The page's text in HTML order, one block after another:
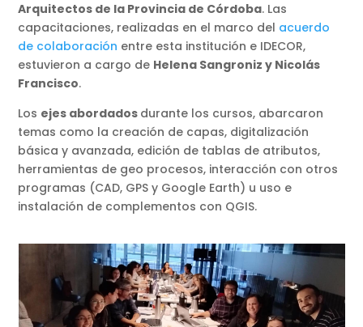
Arquitectos de la Provincia de Córdoba. Las
capacitaciones, realizadas en el marco del acuerdo
de colaboración entre esta institución e IDECOR,
estuvieron a cargo de Helena Sangroniz y Nicolás
Francisco.
Los ejes abordados durante los cursos, abarcaron
temas como la creación de capas, digitalización
básica y avanzada, edición de tablas de atributos,
herramientas de geo procesos, interacción con otros
programas (CAD, GPS y Google Earth) u uso e
instalación de complementos con QGIS.